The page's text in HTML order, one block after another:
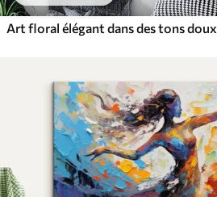
Art floral élégant dans des tons doux